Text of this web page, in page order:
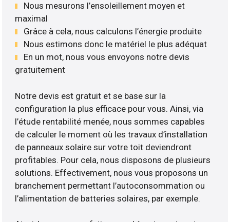
Nous mesurons l’ensoleillement moyen et
maximal
Grâce à cela, nous calculons l’énergie produite
Nous estimons donc le matériel le plus adéquat
En un mot, nous vous envoyons notre devis
gratuitement
Notre devis est gratuit et se base sur la
configuration la plus efficace pour vous. Ainsi, via
l’étude rentabilité menée, nous sommes capables
de calculer le moment où les travaux d’installation
de panneaux solaire sur votre toit deviendront
profitables. Pour cela, nous disposons de plusieurs
solutions. Effectivement, nous vous proposons un
branchement permettant l’autoconsommation ou
l’alimentation de batteries solaires, par exemple.